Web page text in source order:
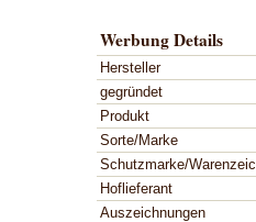
Werbung Details
Hersteller
gegründet
Produkt
Sorte/Marke
Schutzmarke/
Hoflieferant
Auszeichnungen